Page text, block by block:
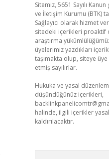
Sitemiz, 5651 Sayılı
ve İletişim Kurumu (BTK)
Sağlayıcı olarak hizmet
sitedeki içerikleri proaktif
araştırma
üyelerimiz yazdıkları
taşımakta olup, siteye
etmiş sayılırlar.
Hukuka ve yasal
düşündüğünüz içerikleri,
halinde, ilgili içerikler
kaldırılacaktır.